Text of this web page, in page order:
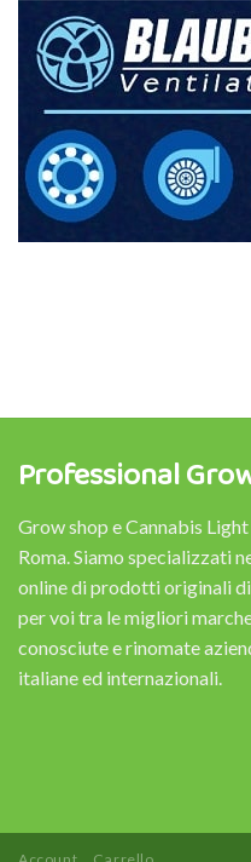
Professional
Grow shop e Cannabis
Roma. Siamo specializzati
online di prodotti originali
per voi tra le migliori
conosciute e rinomate
italiane ed internazionali.